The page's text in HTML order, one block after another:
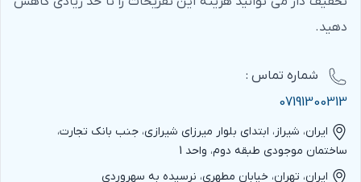
متر است که این مسیر مستقیماً به دروازه سلطنتی (باب
می‌رساند.
که شامل دستگاه‌های بازرسی امنیتی و منطقه نگهبانی نظامی
دهید.
شماره‌ تماس :
07191300313
ایران، شیراز، ابتدای بلوار میرزای شیرازی، جنب بانک تجارت،
ساختمان موجودی طبقه دوم، واحد 1
ایران، تهران، خیابان مطهری، نرسیده به سهروردی